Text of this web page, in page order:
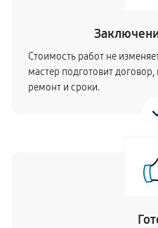
Стоимость работ не
мастер подготовит договор,
ремонт и сроки.